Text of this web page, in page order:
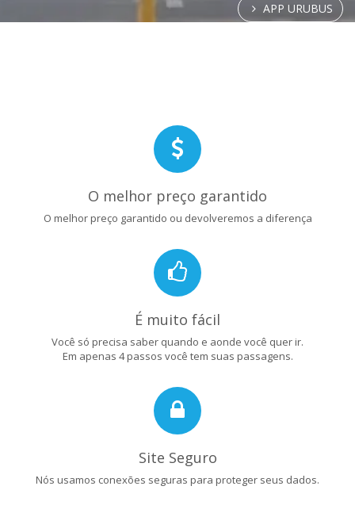
APP URUBUS
O melhor preço garantido
O melhor preço garantido ou devolveremos a diferença
É muito fácil
Você só precisa saber quando e aonde você quer ir.
Em apenas 4 passos você tem suas passagens.
Site Seguro
Nós usamos conexões seguras para proteger seus dados.